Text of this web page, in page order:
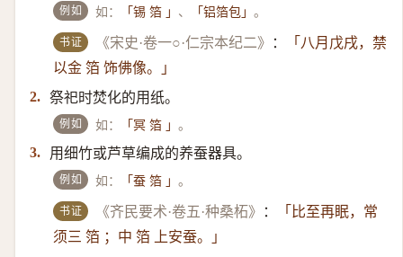
例如 如： 「锡 箔 」 、 「铝箔包」。
书证 《宋史·卷一○·仁宗本纪二》 ：
「八月戊戌，禁
以金 箔 饰佛像。」
2. 祭祀时焚化的用纸。
例如 如： 「冥 箔 」。
3. 用细竹或芦草编成的养蚕器具。
例如 如： 「蚕 箔 」。
书证 《齐民要术·卷五·种桑柘》 ：
「比至再眠，常
须三 箔 ；中 箔 上安蚕。」